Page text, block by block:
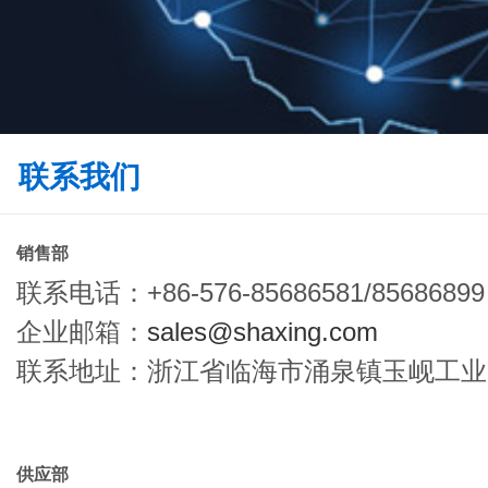
联系我们
销售部
联系电话：+86-576-85686581/85686899
企业邮箱： sales@shaxing.com
联系地址：浙江省临海市涌泉镇玉岘工
供应部